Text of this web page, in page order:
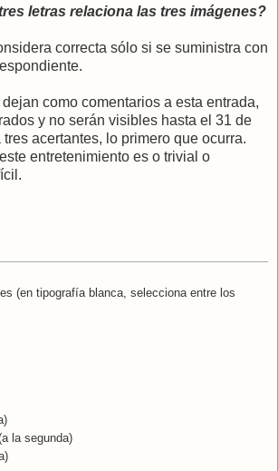
letras relaciona las tres imágenes?
correcta sólo si se suministra con
como comentarios a esta entrada,
y no serán visibles hasta el 31 de
acertantes, lo primero que ocurra.
entretenimiento es o trivial o
(en tipografía blanca, selecciona entre los
la segunda)